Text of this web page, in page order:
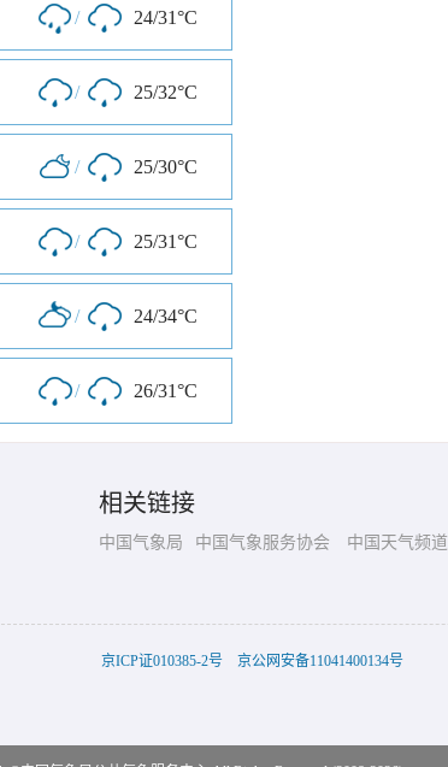
/ 24/31°C
/ 25/32°C
/ 25/30°C
/ 25/31°C
/ 24/34°C
/ 26/31°C
相关链接
中国气象局 中国气象服务协会 中国天气频道
京ICP证010385-2号 京公网安备11041400134号